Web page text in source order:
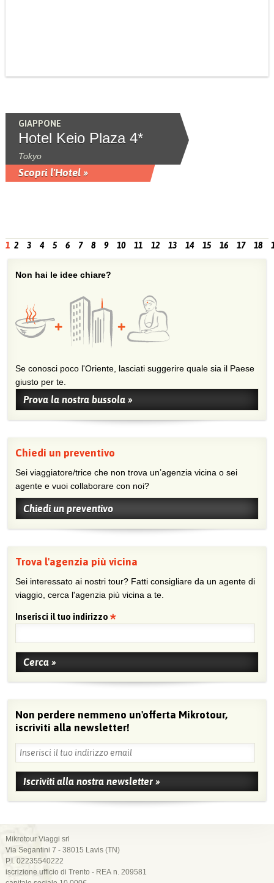
GIAPPONE
Hotel Keio Plaza 4*
Tokyo
Scopri l'Hotel »
1 2 3 4 5 6 7 8 9 10 11 12 13 14 15 16 17 18
Non hai le idee chiare?
Se conosci poco l'Oriente, lasciati suggerire quale sia il Paese
giusto per te.
Prova la nostra bussola »
Chiedi un preventivo
Sei viaggiatore/trice che non trova un’agenzia vicina o sei
agente e vuoi collaborare con noi?
Chiedi un preventivo
Trova l'agenzia più vicina
Sei interessato ai nostri tour? Fatti consigliare da un agente di
viaggio, cerca l'agenzia più vicina a te.
Inserisci il tuo indirizzo
Non perdere nemmeno un'offerta Mikrotour,
iscriviti alla newsletter!
Mikrotour Viaggi srl
Via Segantini 7 - 38015 Lavis (TN)
P.I. 02235540222
iscrizione ufficio di Trento - REA n. 209581